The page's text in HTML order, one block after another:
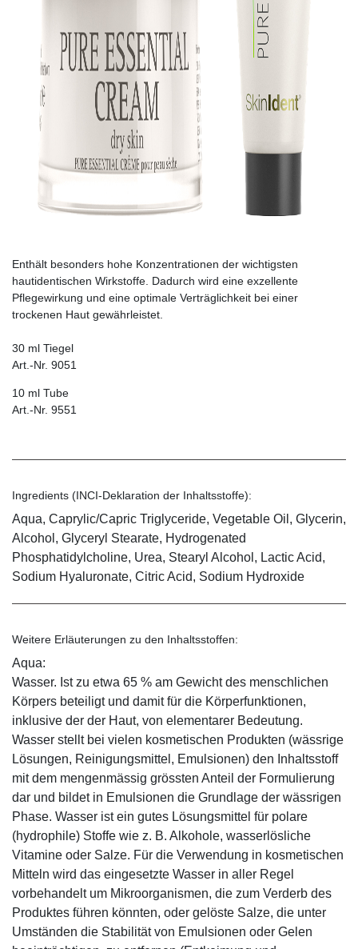
Enthält besonders hohe Konzentrationen der wichtigsten
hautidentischen Wirkstoffe. Dadurch wird eine exzellente
Pflegewirkung und eine optimale Verträglichkeit bei einer
trockenen Haut gewährleistet.
30 ml Tiegel
Art.-Nr. 9051
10 ml Tube
Art.-Nr. 9551
Ingredients (INCI-Deklaration der Inhaltsstoffe):
Aqua, Caprylic/Capric Triglyceride, Vegetable Oil, Glycerin,
Alcohol, Glyceryl Stearate, Hydrogenated
Phosphatidylcholine, Urea, Stearyl Alcohol, Lactic Acid,
Sodium Hyaluronate, Citric Acid, Sodium Hydroxide
Weitere Erläuterungen zu den Inhaltsstoffen:
Aqua:
Wasser. Ist zu etwa 65 % am Gewicht des menschlichen
Körpers beteiligt und damit für die Körperfunktionen,
inklusive der der Haut, von elementarer Bedeutung.
Wasser stellt bei vielen kosmetischen Produkten (wässrige
Lösungen, Reinigungsmittel, Emulsionen) den Inhaltsstoff
mit dem mengenmässig grössten Anteil der Formulierung
dar und bildet in Emulsionen die Grundlage der wässrigen
Phase. Wasser ist ein gutes Lösungsmittel für polare
(hydrophile) Stoffe wie z. B. Alkohole, wasserlösliche
Vitamine oder Salze. Für die Verwendung in kosmetischen
Mitteln wird das eingesetzte Wasser in aller Regel
vorbehandelt um Mikroorganismen, die zum Verderb des
Produktes führen könnten, oder gelöste Salze, die unter
Umständen die Stabilität von Emulsionen oder Gelen